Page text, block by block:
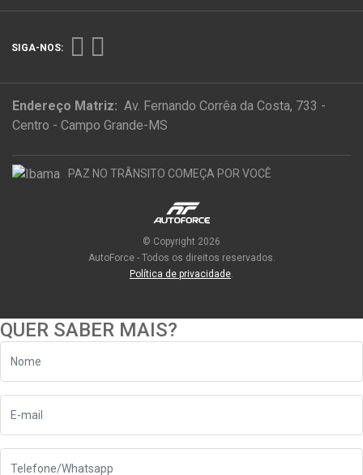
SIGA-NOS:
Endereço Matriz: Av. Fernando Corrêa da Costa, 733 -
Centro - Campo Grande-MS
PAZ NO TRÂNSITO COMEÇA POR VOCÊ
© Copyright 2026
AutoForce - Todos os direitos reservados.
Política de privacidade.
QUER SABER MAIS?